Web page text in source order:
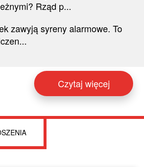
Rząd p...
zawyją syreny alarmowe. To
Czytaj więcej